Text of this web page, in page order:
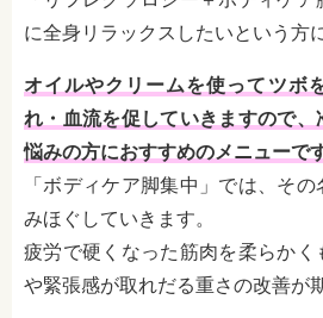
に全身リラックスしたいという方
オイルやクリームを使ってツボ
れ・血流を促していきますので
悩みの方におすすめのメニューで
「ボディケア脚集中」では、そ
みほぐしていきます。
疲労で硬くなった筋肉を柔らかく
や緊張感が取れだる重さの改善が